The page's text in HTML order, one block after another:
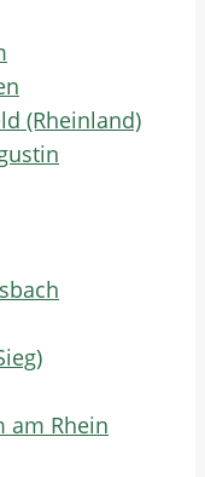
(Rheinland)
am Rhein